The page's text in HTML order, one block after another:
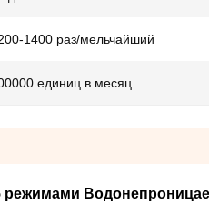
1400 раз/мельчайший
единиц в месяц
режимами